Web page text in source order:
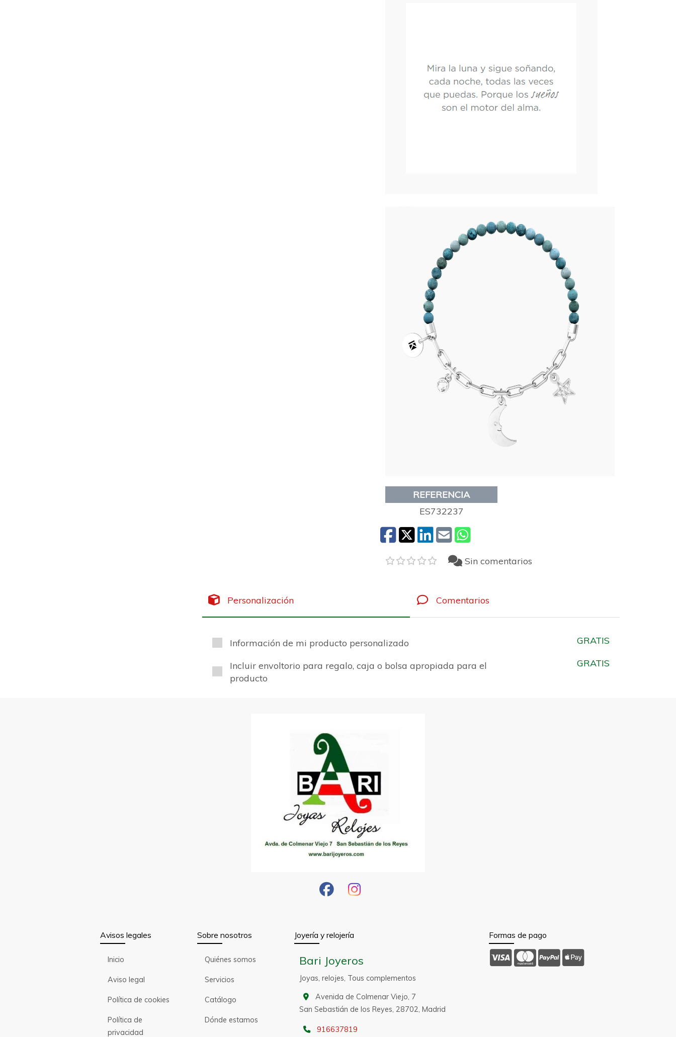
REFERENCIA
ES732237
Sin comentarios
Personalización Comentarios
Información de mi producto personalizado GRATIS
Incluir envoltorio para regalo, caja o bolsa apropiada para el
producto
GRATIS
Avisos legales
Inicio
Aviso legal
Política de cookies
Política de
privacidad
Sobre nosotros
Quiénes somos
Servicios
Catálogo
Dónde estamos
Joyería y relojería
Bari Joyeros
Joyas, relojes, Tous complementos
Avenida de Colmenar Viejo, 7
San Sebastián de los Reyes, 28702,Madrid
916637819
Formas de pago